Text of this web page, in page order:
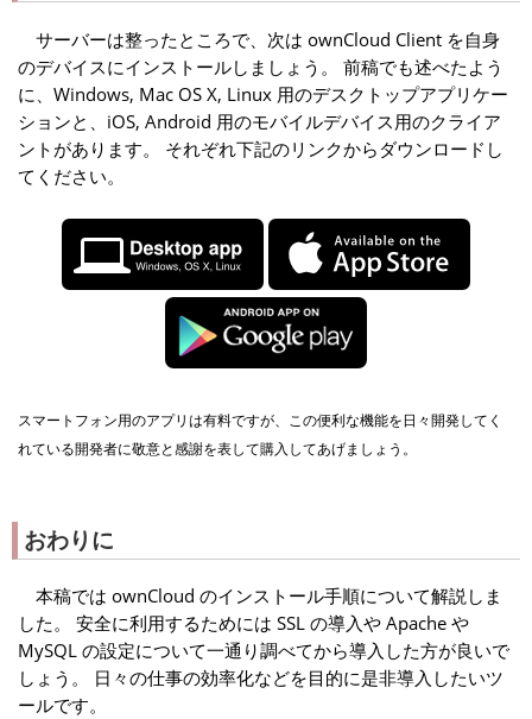
サーバーは整ったところで、次は ownCloud Client を自身
のデバイスにインストールしましょう。 前稿でも述べたよう
に、Windows, Mac OS X, Linux 用のデスクトップアプリケー
ションと、iOS, Android 用のモバイルデバイス用のクライア
ントがあります。 それぞれ下記のリンクからダウンロードし
てください。
スマートフォン用のアプリは有料ですが、この便利な機能を日々開発してく
れている開発者に敬意と感謝を表して購入してあげましょう。
おわりに
本稿では ownCloud のインストール手順について解説しま
した。 安全に利用するためには SSL の導入や Apache や
MySQL の設定について一通り調べてから導入した方が良いで
しょう。 日々の仕事の効率化などを目的に是非導入したいツ
ールです。